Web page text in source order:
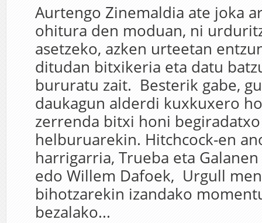
Aurtengo Zinemaldia ate joka
ohitura den moduan, ni
asetzeko, azken urteetan
ditudan bitxikeria eta datu
bururatu zait. Besterik gabe,
daukagun alderdi kuxkuxero
zerrenda bitxi honi
helburuarekin. Hitchcock-en
harrigarria, Trueba eta
edo Willem Dafoek, Urgull
bihotzarekin izandako
bezalako...